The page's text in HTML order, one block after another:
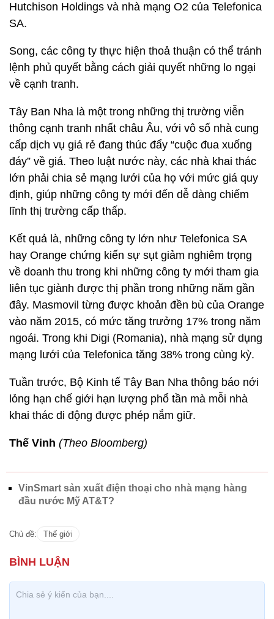
Hutchison Holdings và nhà mạng O2 của Telefonica
SA.
Song, các công ty thực hiện thoả thuận có thể tránh
lệnh phủ quyết bằng cách giải quyết những lo ngại
về cạnh tranh.
Tây Ban Nha là một trong những thị trường viễn
thông cạnh tranh nhất châu Âu, với vô số nhà cung
cấp dịch vụ giá rẻ đang thúc đẩy “cuộc đua xuống
đáy” về giá. Theo luật nước này, các nhà khai thác
lớn phải chia sẻ mạng lưới của họ với mức giá quy
định, giúp những công ty mới đến dễ dàng chiếm
lĩnh thị trường cấp thấp.
Kết quả là, những công ty lớn như Telefonica SA
hay Orange chứng kiến sự sụt giảm nghiêm trọng
về doanh thu trong khi những công ty mới tham gia
liên tục giành được thị phần trong những năm gần
đây. Masmovil từng được khoản đền bù của Orange
vào năm 2015, có mức tăng trưởng 17% trong năm
ngoái. Trong khi Digi (Romania), nhà mạng sử dụng
mạng lưới của Telefonica tăng 38% trong cùng kỳ.
Tuần trước, Bộ Kinh tế Tây Ban Nha thông báo nới
lỏng hạn chế giới hạn lượng phổ tần mà mỗi nhà
khai thác di động được phép nắm giữ.
Thế Vinh (Theo Bloomberg)
VinSmart sản xuất điện thoại cho nhà mạng hàng
đầu nước Mỹ AT&T?
Chủ đề: Thế giới